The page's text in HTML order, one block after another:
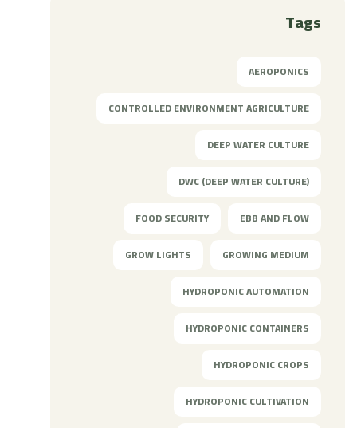
Tags
AEROPONICS
CONTROLLED ENVIRONMENT AGRICULTURE
DEEP WATER CULTURE
DWC (DEEP WATER CULTURE)
EBB AND FLOW
FOOD SECURITY
GROWING MEDIUM
GROW LIGHTS
HYDROPONIC AUTOMATION
HYDROPONIC CONTAINERS
HYDROPONIC CROPS
HYDROPONIC CULTIVATION